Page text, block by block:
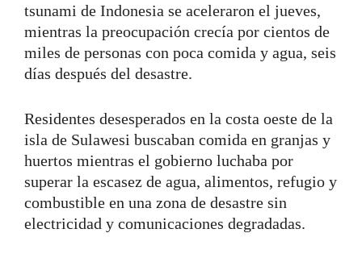
tsunami de Indonesia se aceleraron el jueves,
mientras la preocupación crecía por cientos de
miles de personas con poca comida y agua, seis
días después del desastre.
Residentes desesperados en la costa oeste de la
isla de Sulawesi buscaban comida en granjas y
huertos mientras el gobierno luchaba por
superar la escasez de agua, alimentos, refugio y
combustible en una zona de desastre sin
electricidad y comunicaciones degradadas.